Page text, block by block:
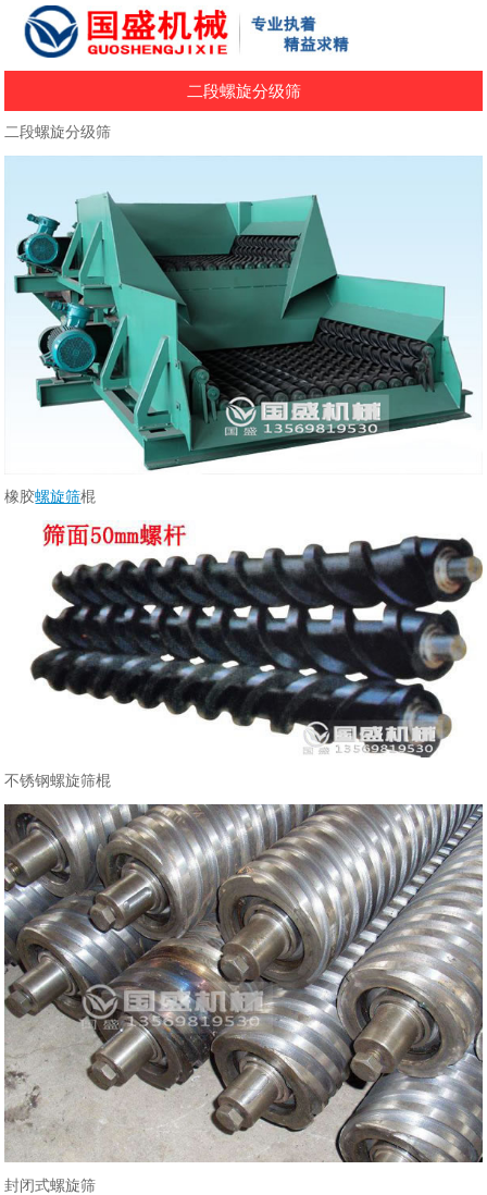
二段螺旋分级筛
二段螺旋分级筛
橡胶螺旋筛棍
不锈钢螺旋筛棍
封闭式螺旋筛